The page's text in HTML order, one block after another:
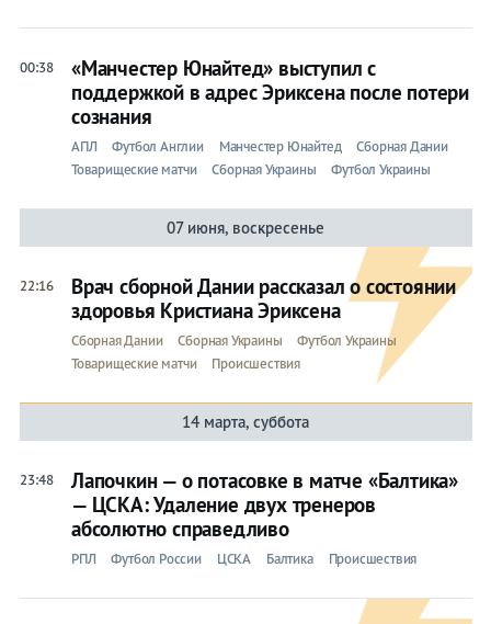
00:38
«Манчестер Юнайтед» выступил с
поддержкой в адрес Эриксена после потери
сознания
АПЛ Футбол Англии Манчестер Юнайтед
Сборная Дании
Товарищеские матчи
Сборная Украины Футбол Украины
07 июня, воскресенье
22:16
Врач сборной Дании рассказал о состоянии
здоровья Кристиана Эриксена
Сборная Дании Сборная Украины
Футбол Украины
Товарищеские матчи
Происшествия
14 марта, суббота
23:48
Лапочкин — о потасовке в матче «Балтика»
— ЦСКА: Удаление двух тренеров
абсолютно справедливо
РПЛ Футбол России ЦСКА Балтика Происшествия